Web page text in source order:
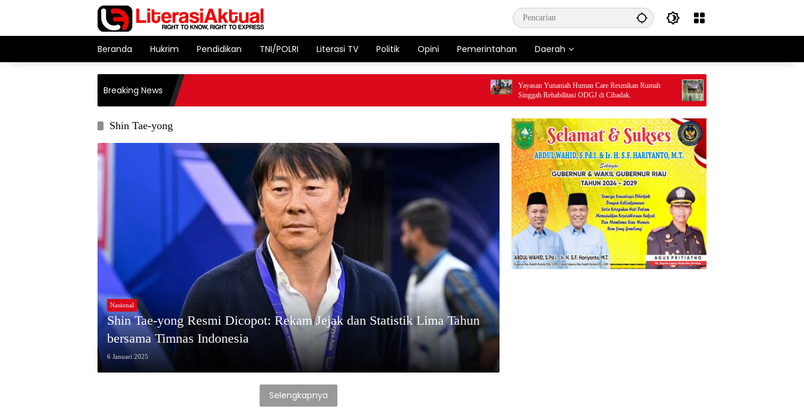
Beranda Hukrim Pendidikan TNI/POLRI Literasi TV Politik Opini Pemerintahan Daerah
Breaking News
Yayasan Yunaniah Human Care Resmikan Rumah
Singgah Rehabilitasi ODGJ di Cibadak.
Wisata Religi Makam Jaksa Pamutus
Dikunjungi Warga Lokal dan Luarkota
Shin Tae-yong
Nasional
Shin Tae-yong Resmi Dicopot: Rekam Jejak dan Statistik Lima Tahun
bersama Timnas Indonesia
6 Januari 2025
Selengkapnya